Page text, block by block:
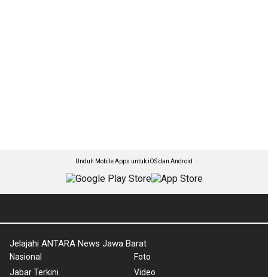
Unduh Mobile Apps untuk iOS dan Android
Jelajahi ANTARA News Jawa Barat
Nasional
Jabar Terkini
Foto
Video